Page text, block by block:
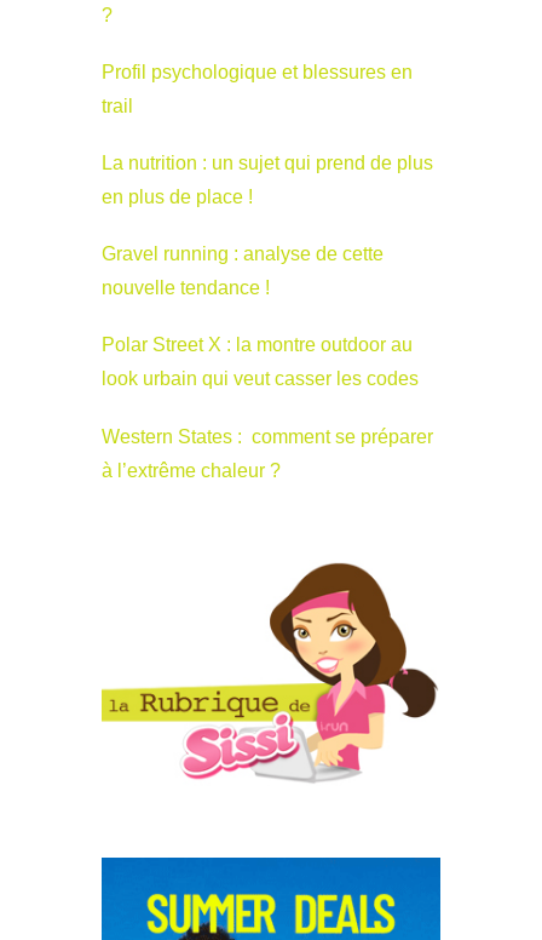
?
Profil psychologique et blessures en
trail
La nutrition : un sujet qui prend de plus
en plus de place !
Gravel running : analyse de cette
nouvelle tendance !
Polar Street X : la montre outdoor au
look urbain qui veut casser les codes
Western States : comment se préparer
à l’extrême chaleur ?